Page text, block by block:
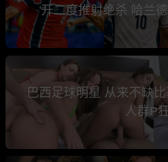
开二度推射绝杀 哈兰
巴西足球明星 从来不缺
人群P